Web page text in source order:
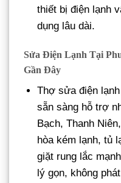
thiết bị điện lạnh
dụng lâu dài.
Sửa Điện Lạnh Tại
Gần Đây
Thợ sửa điện
sẵn sàng hỗ trợ
Bạch, Thanh
hòa kém lạnh, tủ
giặt rung lắc
lý gọn, không